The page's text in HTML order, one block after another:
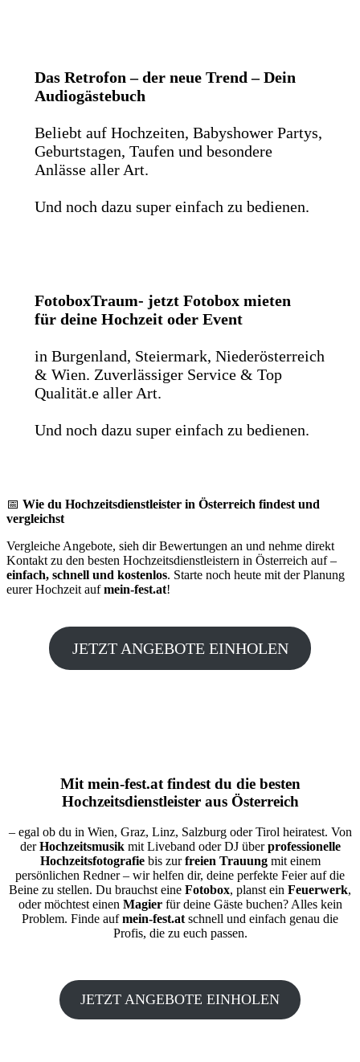
Das Retrofon – der neue Trend – Dein
Audiogästebuch
Beliebt auf Hochzeiten, Babyshower Partys,
Geburtstagen, Taufen und besondere
Anlässe aller Art.
Und noch dazu super einfach zu bedienen.
FotoboxTraum- jetzt Fotobox mieten
für deine Hochzeit oder Event
in Burgenland, Steiermark, Niederösterreich
& Wien. Zuverlässiger Service & Top
Qualität.e aller Art.
Und noch dazu super einfach zu bedienen.
📅 Wie du Hochzeitsdienstleister in Österreich findest und
vergleichst
Vergleiche Angebote, sieh dir Bewertungen an und nehme direkt
Kontakt zu den besten Hochzeitsdienstleistern in Österreich auf –
einfach, schnell und kostenlos. Starte noch heute mit der Planung
eurer Hochzeit aufmein-fest.at!
JETZT ANGEBOTE EINHOLEN
Mit mein-fest.atfindest du die besten
Hochzeitsdienstleister aus Österreich
– egal ob du in Wien, Graz, Linz, Salzburg oder Tirol heiratest. Von
derHochzeitsmusikmit Liveband oder DJ überprofessionelle
Hochzeitsfotografiebis zurfreien Trauungmit einem
persönlichen Redner – wir helfen dir, deine perfekte Feier auf die
Beine zu stellen. Du brauchst eine Fotobox, planst ein Feuerwerk,
oder möchtest einen Magierfür deine Gäste buchen? Alles kein
Problem. Finde aufmein-fest.atschnell und einfach genau die
Profis, die zu euch passen.
JETZT ANGEBOTE EINHOLEN